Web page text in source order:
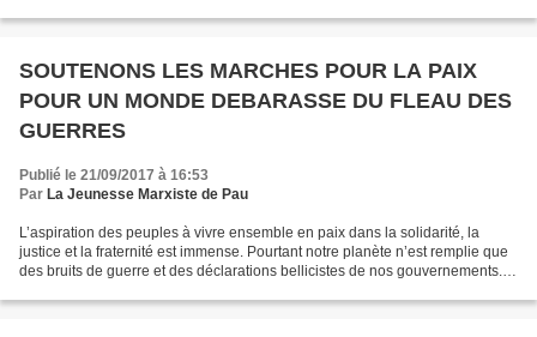
SOUTENONS LES MARCHES POUR LA PAIX
POUR UN MONDE DEBARASSE DU FLEAU DES
GUERRES
Publié le 21/09/2017 à 16:53
Par La Jeunesse Marxiste de Pau
L’aspiration des peuples à vivre ensemble en paix dans la solidarité, la
justice et la fraternité est immense. Pourtant notre planète n’est remplie que
des bruits de guerre et des déclarations bellicistes de nos gouvernements.